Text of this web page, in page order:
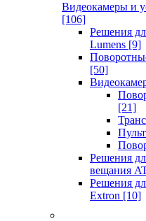
Видеокамеры и
[106]
Решения
Lumens [9]
[50]
[21]
Решения
вещания
Решения
Extron [10]